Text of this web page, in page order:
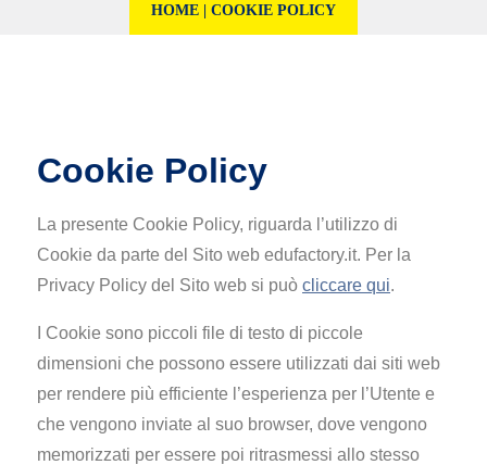
HOME COOKIE POLICY
Cookie Policy
La presente Cookie Policy, riguarda l’utilizzo di
Cookie da parte del Sito web edufactory.it. Per la
Privacy Policy del Sito web si può cliccare qui.
I Cookie sono piccoli file di testo di piccole
dimensioni che possono essere utilizzati dai siti web
per rendere più efficiente l’esperienza per l’Utente e
che vengono inviate al suo browser, dove vengono
memorizzati per essere poi ritrasmessi allo stesso